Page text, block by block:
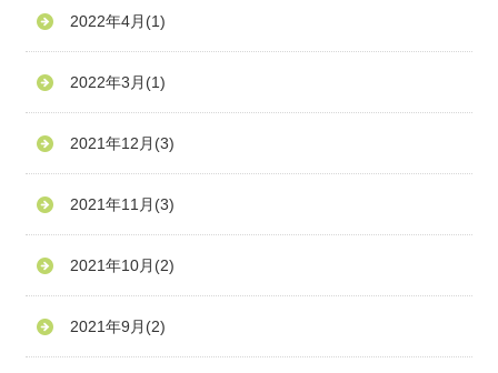
2022年4月 (1)
2022年3月 (1)
2021年12月 (3)
2021年11月 (3)
2021年10月 (2)
2021年9月 (2)